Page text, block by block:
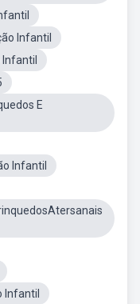
Infantil
E
Infantil
Infantil